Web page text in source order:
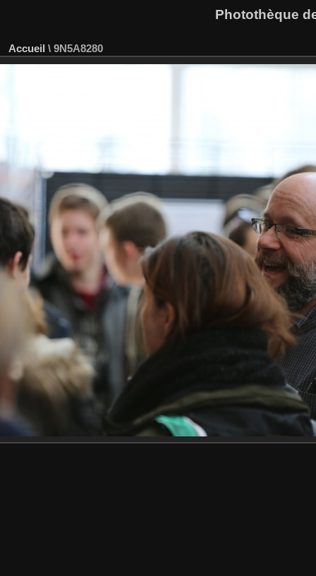
Photothèque
Accueil \ 9N5A8280